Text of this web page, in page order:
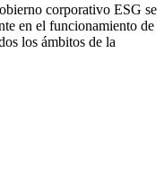
corporativo ESG se
en el funcionamiento de
los ámbitos de la